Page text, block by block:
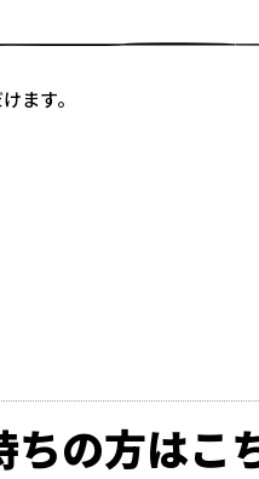
ます。
ちの方はこ